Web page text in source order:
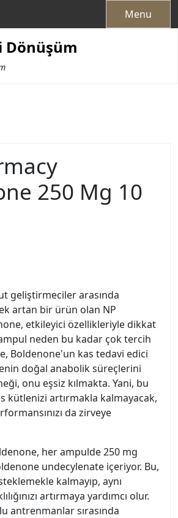
Menu
Dönüşüm
250 Mg 10
geliştirmeciler arasında
artan bir ürün olan NP
etkileyici özellikleriyle dikkat
neden bu kadar çok tercih
Boldenone'un kas tedavi edici
doğal anabolik süreçlerini
onu eşsiz kılmakta. Yani, bu
kütlenizi artırmakla kalmayacak,
da zirveye
her ampulde 250 mg
undecylenate içeriyor. Bu,
kalmayıp, aynı
artırmaya yardımcı olur.
antrenmanlar sırasında